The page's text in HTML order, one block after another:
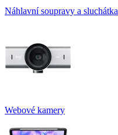
Náhlavní soupravy a sluchátka
Webové kamery